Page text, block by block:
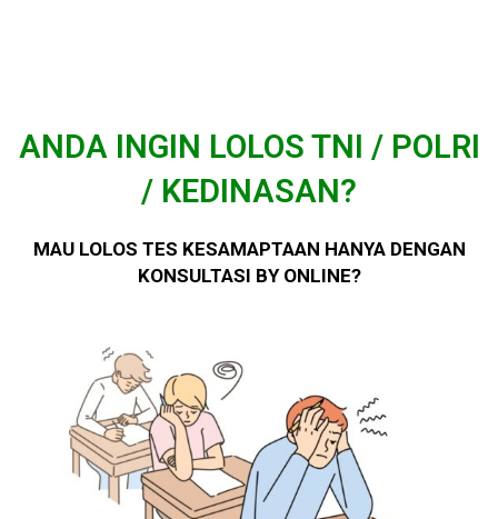
ANDA INGIN LOLOS TNI / POLRI
/ KEDINASAN?
MAU LOLOS TES KESAMAPTAAN HANYA DENGAN
KONSULTASI BY ONLINE?